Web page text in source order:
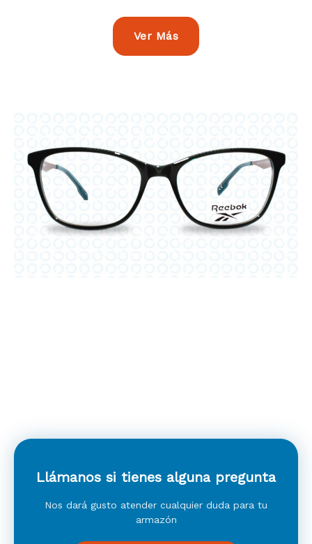
Ver Más
Llámanos si tienes alguna pregunta
Nos dará gusto atender cualquier duda para tu
armazón